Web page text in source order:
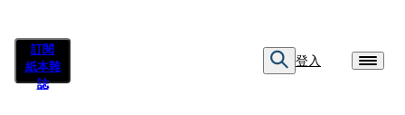
訂閱
紙本雜
誌
登入